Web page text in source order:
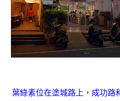
葉綠素位在塗城路上，成功路